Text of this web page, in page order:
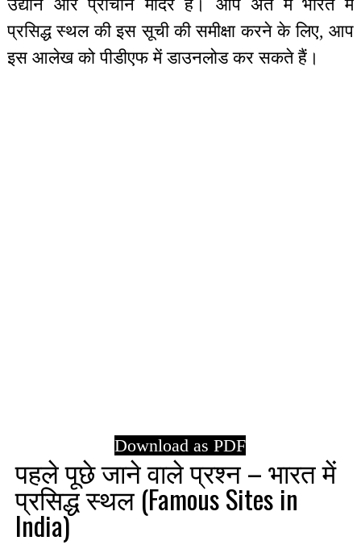
उद्यान और प्राचीन मंदिर हैं। आप अंत में भारत में
प्रसिद्ध स्थल की इस सूची की समीक्षा करने के लिए, आप
इस आलेख को पीडीएफ में डाउनलोड कर सकते हैं।
Download as PDF
पहले पूछे जाने वाले प्रश्न – भारत में
प्रसिद्ध स्थल (Famous Sites in
India)